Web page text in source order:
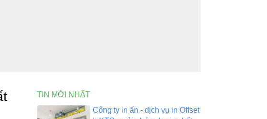
TIN MỚI NHẤT
Công ty in ấn - dịch vụ in Offset